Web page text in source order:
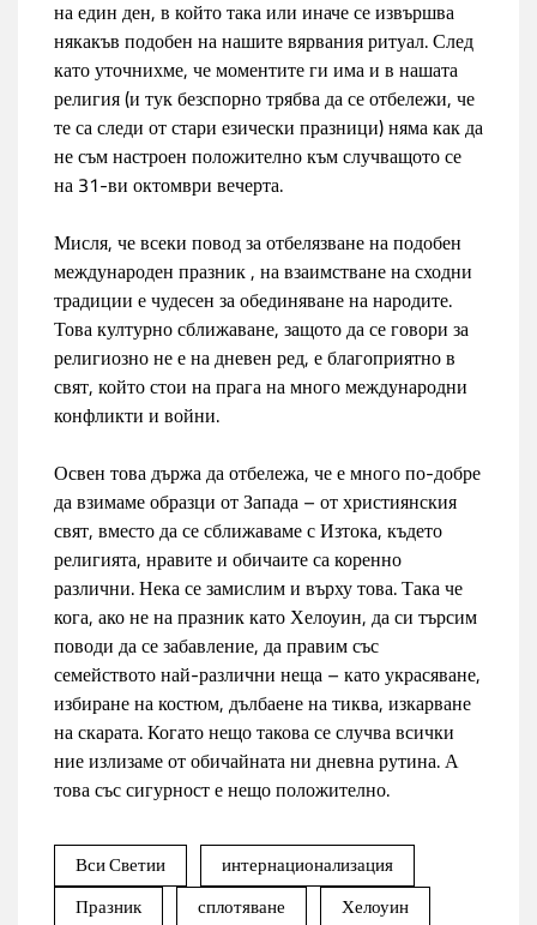
на един ден, в който така или иначе се извършва
някакъв подобен на нашите вярвания ритуал. След
като уточнихме, че моментите ги има и в нашата
религия (и тук безспорно трябва да се отбележи, че
те са следи от стари езически празници) няма как да
не съм настроен положително към случващото се
на 31-ви октомври вечерта.
Мисля, че всеки повод за отбелязване на подобен
международен празник , на взаимстване на сходни
традиции е чудесен за обединяване на народите.
Това културно сближаване, защото да се говори за
религиозно не е на дневен ред, е благоприятно в
свят, който стои на прага на много международни
конфликти и войни.
Освен това държа да отбележа, че е много по-добре
да взимаме образци от Запада – от християнския
свят, вместо да се сближаваме с Изтока, където
религията, нравите и обичаите са коренно
различни. Нека се замислим и върху това. Така че
кога, ако не на празник като Хелоуин, да си търсим
поводи да се забавление, да правим със
семейството най-различни неща – като украсяване,
избиране на костюм, дълбаене на тиква, изкарване
на скарата. Когато нещо такова се случва всички
ние излизаме от обичайната ни дневна рутина. А
това със сигурност е нещо положително.
Вси Светии
интернационализация
Празник
сплотяване Хелоуин